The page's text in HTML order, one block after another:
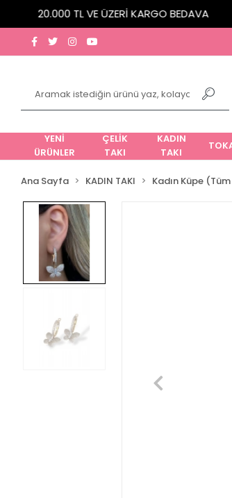
20.000 TL VE ÜZERİ KARGO BEDAVA
YENİ
ÜRÜNLER
ÇELİK
TAKI
KADIN
TAKI
Ana Sayfa KADIN TAKI Kadın Küpe